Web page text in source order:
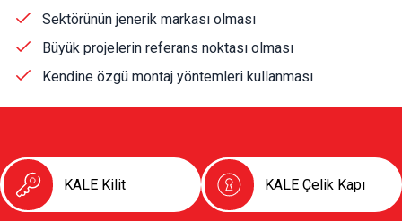
Sektörünün jenerik markası olması
Büyük projelerin referans noktası olması
Kendine özgü montaj yöntemleri kullanması
KALE Kilit KALE Çelik Kapı